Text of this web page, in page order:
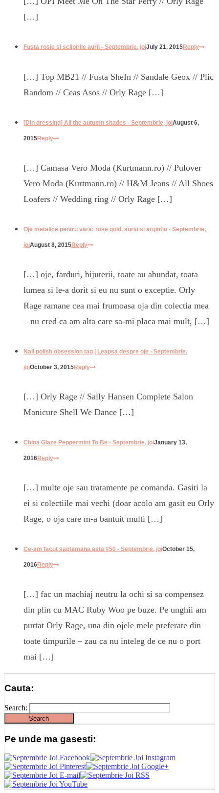
[…]
Fusta rosie si sclipirile aurii - Septembrie, joiJuly 21, 2015Reply
[…] Top MB21 // Fusta SheIn // Sandale Geox // Plic
Random // Ceas Asos // Orly Rage […]
[Din dressing] All the autumn shades - Septembrie, joiAugust 6,
2015Reply
[…] Camasa Vero Moda (Kurtmann.ro) // Pulover
Vero Moda (Kurtmann.ro) // H&M Jeans // All Shoes
Loafers // Wedding ring // Orly Rage […]
Oje metalice pentru vara: rose gold, auriu si argintiu - Septembrie,
joiAugust 8, 2015Reply
[…] oje, farduri, bijuterii, toate au abundat, toata
lumea si le-a dorit si eu nu sunt o exceptie. Orly
Rage ramane cea mai frumoasa oja din colectia mea
– nu cred ca am alta care sa-mi placa mai mult, […]
Nail polish obsession tag | Leapsa despre oje - Septembrie,
joiOctober 3, 2015Reply
[…] Orly Rage // Sally Hansen Complete Salon
Manicure Shell We Dance […]
China Glaze Peppermint To Be - Septembrie, joiJanuary 13,
2016Reply
[…] multe oje sau tratamente pe comanda. Gasiti la
ei si colectiile mai vechi (doar acolo am gasit eu Orly
Rage, o oja care m-a bantuit multi […]
Ce-am facut saptamana asta #50 - Septembrie, joiOctober 15,
2016Reply
[…] fac un machiaj neutru la ochi si sa compensez
din plin cu MAC Ruby Woo pe buze. Pe unghii am
purtat Orly Rage, una din ojele mele preferate din
toate timpurile – zau ca nu inteleg de ce nu o port
mai […]
Cauta:
Search:
Pe unde ma gasesti: